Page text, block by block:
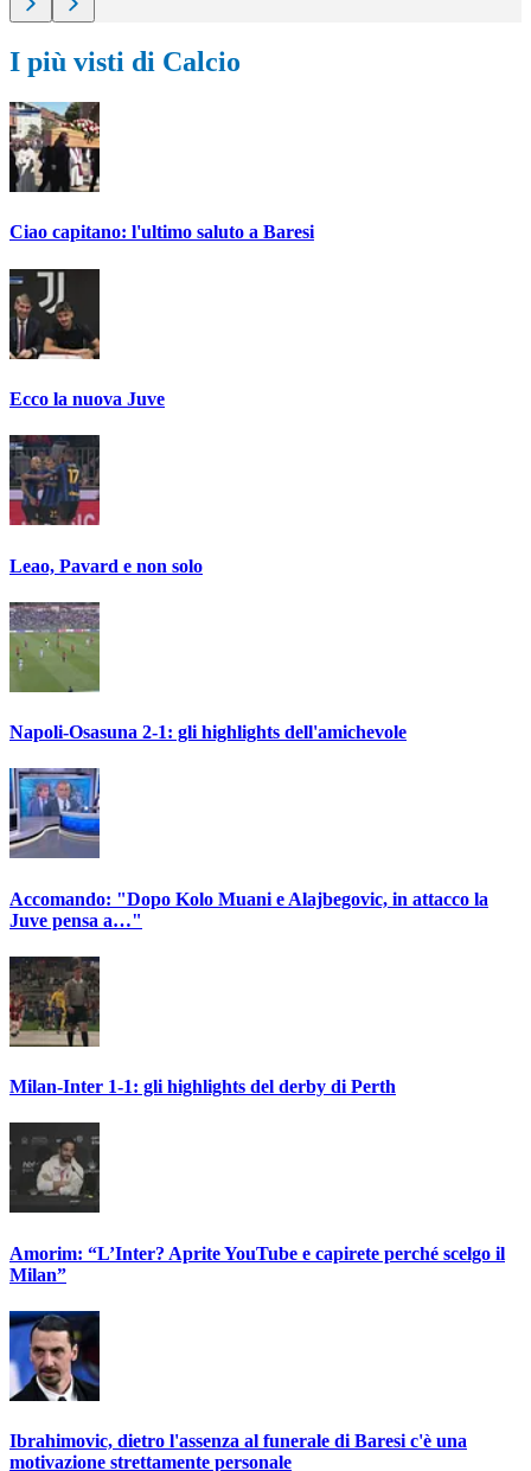
I più visti di Calcio
Ciao capitano: l'ultimo saluto a Baresi
Ecco la nuova Juve
Leao, Pavard e non solo
Napoli-Osasuna 2-1: gli highlights dell'amichevole
Accomando: "Dopo Kolo Muani e Alajbegovic, in attacco la
Juve pensa a…"
Milan-Inter 1-1: gli highlights del derby di Perth
Amorim: “L’Inter? Aprite YouTube e capirete perché scelgo il
Milan”
Ibrahimovic, dietro l'assenza al funerale di Baresi c'è una
motivazione strettamente personale